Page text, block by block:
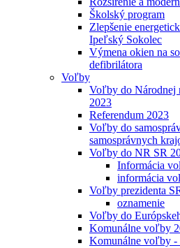
Školský program
Zlepšenie
Ipeľský Sokolec
Výmena okien na
defibrilátora
Voľby
Voľby do Národnej
2023
Referendum 2023
Voľby do
samosprávnych
Voľby do NR SR
Informácia
informácia
Voľby prezidenta
oznamenie
Voľby do
Komunálne voľby
Komunálne voľby -